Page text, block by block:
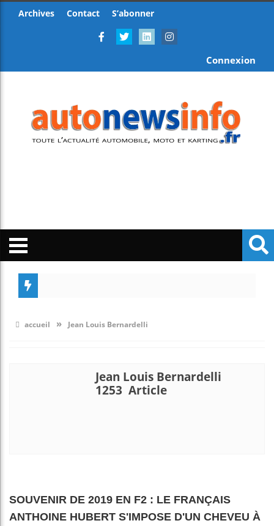
Archives Contact S’abonner
Connexion
accueil » Jean Louis Bernardelli
Jean Louis Bernardelli
1253 Article
SOUVENIR DE 2019 EN F2 : LE FRANÇAIS
ANTHOINE HUBERT S'IMPOSE D'UN CHEVEU À